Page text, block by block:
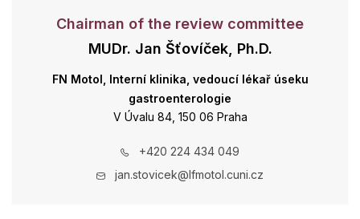
Chairman of the review committee
MUDr. Jan Šťovíček, Ph.D.
FN Motol, Interní klinika, vedoucí lékař úseku
gastroenterologie
V Úvalu 84, 150 06 Praha
+420 224 434 049
jan.stovicek@lfmotol.cuni.cz